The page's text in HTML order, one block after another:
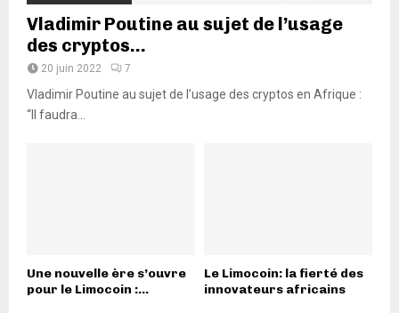
Vladimir Poutine au sujet de l’usage
des cryptos...
20 juin 2022 7
Vladimir Poutine au sujet de l’usage des cryptos en Afrique :
“Il faudra...
Une nouvelle ère s’ouvre
pour le Limocoin :...
Le Limocoin: la fierté des
innovateurs africains